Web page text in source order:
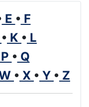
E • F
• K • L
P • Q
• X • Y • Z